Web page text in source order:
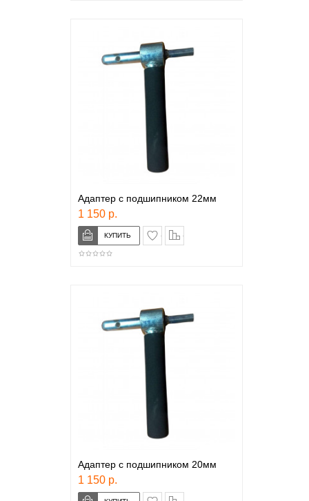
Адаптер с подшипником 22мм
1 150 р.
в закладки
Адаптер с подшипником 20мм
1 150 р.
в закладки